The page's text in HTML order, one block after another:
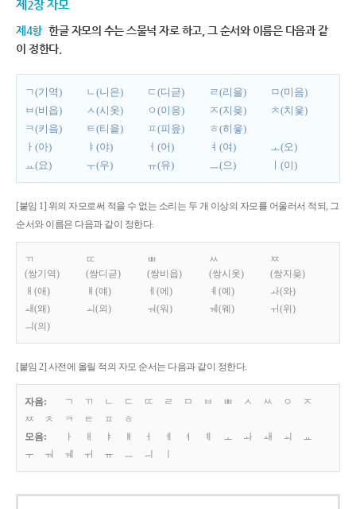
제2장 자모
제4항 한글 자모의 수는 스물넉 자로 하고, 그 순서와 이름은 다음과 같
이 정한다.
ㄱ(기역) ㄴ(니은) ㄷ(디귿) ㄹ(리을)
ㅁ(미음)
ㅂ(비읍)
ㅅ(시옷) ㅇ(이응) ㅈ(지읒)
ㅊ(치읓)
ㅋ(키읔)
ㅌ(티읕) ㅍ(피읖)
ㅎ(히읗)
ㅏ(아)
ㅑ(야) ㅓ(어) ㅕ(여)
ㅗ(오)
ㅛ(요)
ㅜ(우) ㅠ(유) ㅡ(으) ㅣ(이)
[붙임 1] 위의 자모로써 적을 수 없는 소리는 두 개 이상의 자모를 어울러서 적되, 그
순서와 이름은 다음과 같이 정한다.
ㄲ
(쌍기역)
ㄸ
(쌍디귿)
ㅃ
(쌍비읍)
ㅆ
(쌍시옷)
ㅉ
(쌍지읒)
ㅐ(애)
ㅒ(얘) ㅔ(에) ㅖ(예)
ㅘ(와)
ㅙ(왜)
ㅚ(외) ㅝ(워) ㅞ(웨)
ㅟ(위)
ㅢ(의)
[붙임 2] 사전에 올릴 적의 자모 순서는 다음과 같이 정한다.
자음: ㄱ ㄲ ㄴ ㄷ ㄸ ㄹ ㅁ ㅂ ㅃ ㅅ ㅆ ㅇ
ㅈ
ㅉ
ㅊ ㅋ ㅌ ㅍ
ㅎ
모음:
ㅏ ㅐ ㅑ ㅒ ㅓ ㅔ ㅕ ㅖ ㅗ ㅘ ㅙ ㅚ
ㅛ
ㅜ
ㅝ ㅞ ㅟ ㅠ ㅡ ㅢ